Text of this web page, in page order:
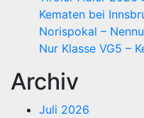
Kematen bei
Norispokal –
Nur Klasse VG5 –
Archiv
Juli 2026